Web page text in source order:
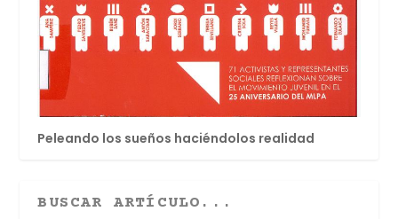
Peleando los sueños haciéndolos realidad